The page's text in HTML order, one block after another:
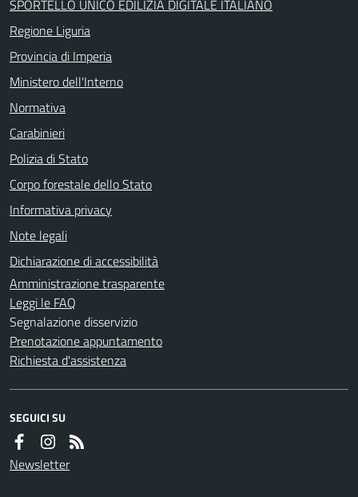
SPORTELLO UNICO EDILIZIA DIGITALE ITALIANO
Regione Liguria
Provincia di Imperia
Ministero dell'Interno
Normativa
Carabinieri
Polizia di Stato
Corpo forestale dello Stato
Informativa privacy
Note legali
Dichiarazione di accessibilità
Amministrazione trasparente
Leggi le FAQ
Segnalazione disservizio
Prenotazione appuntamento
Richiesta d'assistenza
SEGUICI SU
Newsletter